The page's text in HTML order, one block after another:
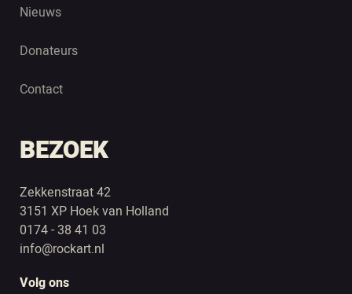
Nieuws
Donateurs
Contact
BEZOEK
Zekkenstraat 42
3151 XP Hoek van Holland
0174 - 38 41 03
info@rockart.nl
Volg ons